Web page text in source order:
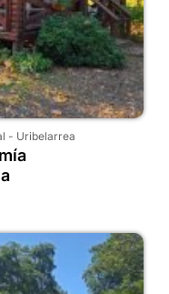
- Uribelarrea